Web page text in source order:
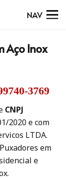
NAV
Aço Inox
3769
CNPJ
2020 e com
LTDA.
em
e